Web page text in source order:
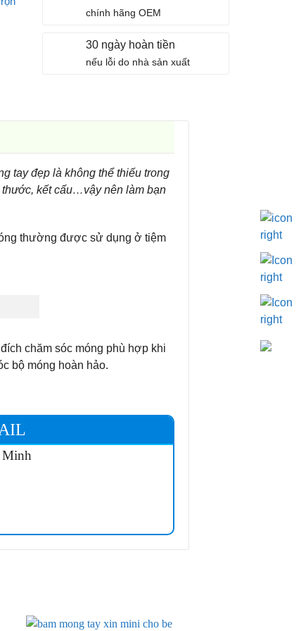
chính hãng OEM
30 ngày hoàn tiền
nếu lỗi do nhà sản xuất
tay đẹp là không thể thiếu trong
thước, kết cấu…vậy nên làm bạn
thường được sử dụng ở tiệm
chăm sóc móng phù hợp khi
bộ móng hoàn hảo.